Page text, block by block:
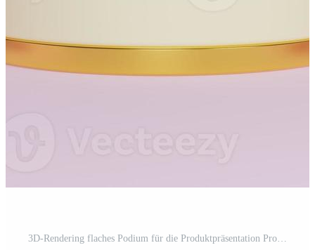
3D-Rendering flaches Podium für die Produktpräsentation Pro Foto